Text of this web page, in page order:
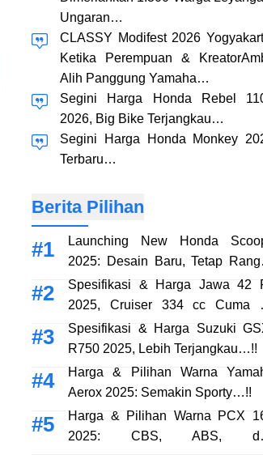
Ungaran…
CLASSY Modifest 2026
Ketika Perempuan &
Alih Panggung Yamaha…
Segini Harga Honda Rebel
2026, Big Bike Terjangkau…
Segini Harga Honda Monkey
Terbaru…
Berita Pilihan
Launching New Honda
2025: Desain Baru, Tetap
eSAF…!!
Spesifikasi & Harga Jawa 42
2025, Cruiser 334 cc Cuma
Jutaan…!!
Spesifikasi & Harga Suzuki
R750 2025, Lebih Terjangkau…!!
Harga & Pilihan Warna
Aerox 2025: Semakin Sporty…!!
Harga & Pilihan Warna PCX
2025: CBS, ABS,